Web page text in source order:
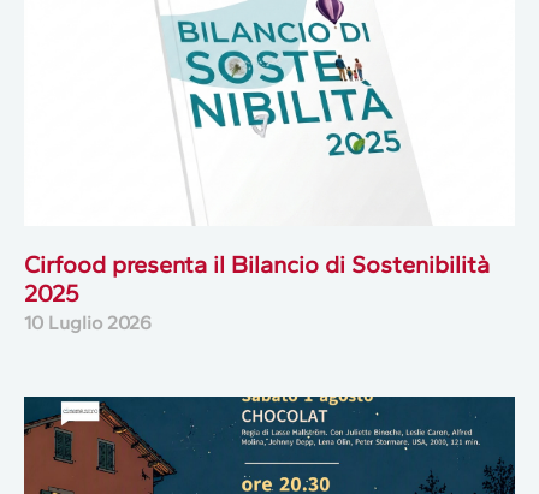
Cirfood presenta il Bilancio di Sostenibilità
2025
10 Luglio 2026